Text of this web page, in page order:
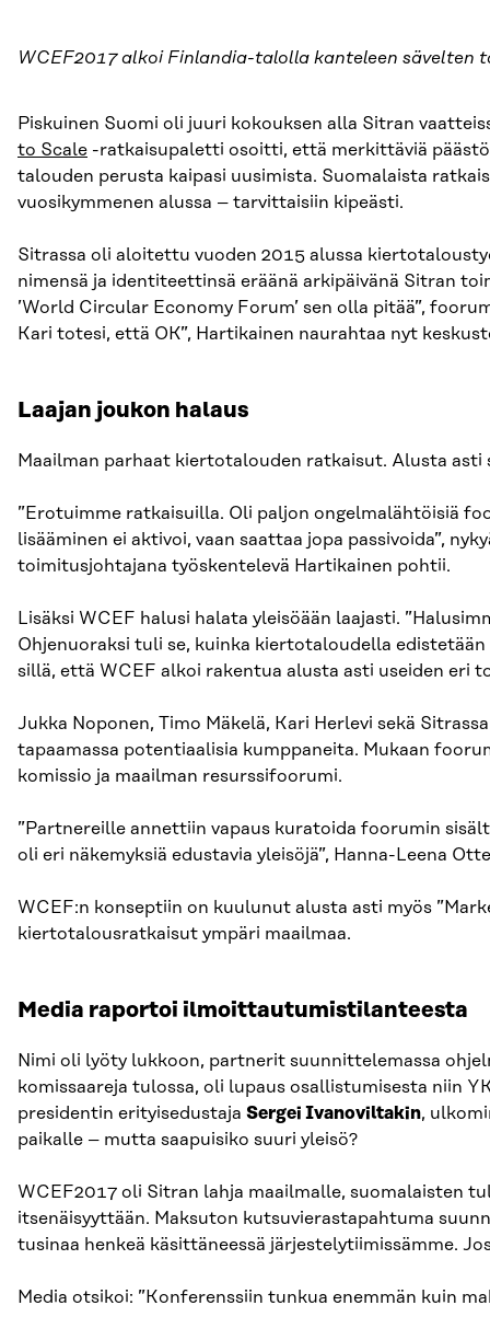
WCEF2017 alkoi Finlandia-talolla kanteleen sävelten
Piskuinen Suomi oli juuri kokouksen alla Sitran
to Scale -ratkaisupaletti osoitti, että merkittäviä
talouden perusta kaipasi uusimista. Suomalaista
vuosikymmenen alussa – tarvittaisiin kipeästi.
Sitrassa oli aloitettu vuoden 2015 alussa
nimensä ja identiteettinsä eräänä arkipäivänä Sitran
’World Circular Economy Forum’ sen olla pitää”,
Kari totesi, että OK”, Hartikainen naurahtaa nyt
Laajan joukon halaus
Maailman parhaat kiertotalouden ratkaisut. Alusta asti
”Erotuimme ratkaisuilla. Oli paljon ongelmalähtöisiä
lisääminen ei aktivoi, vaan saattaa jopa passivoida”,
toimitusjohtajana työskentelevä Hartikainen pohtii.
Lisäksi WCEF halusi halata yleisöään laajasti.
Ohjenuoraksi tuli se, kuinka kiertotaloudella
sillä, että WCEF alkoi rakentua alusta asti useiden eri
Jukka Noponen, Timo Mäkelä, Kari Herlevi sekä
tapaamassa potentiaalisia kumppaneita. Mukaan
komissio ja maailman resurssifoorumi.
”Partnereille annettiin vapaus kuratoida foorumin
oli eri näkemyksiä edustavia yleisöjä”, Hanna-Leena
WCEF:n konseptiin on kuulunut alusta asti myös
kiertotalousratkaisut ympäri maailmaa.
Media raportoi ilmoittautumistilanteesta
Nimi oli lyöty lukkoon, partnerit suunnittelemassa
komissaareja tulossa, oli lupaus osallistumisesta niin
presidentin erityisedustaja Sergei Ivanoviltakin,
paikalle – mutta saapuisiko suuri yleisö?
WCEF2017 oli Sitran lahja maailmalle, suomalaisten
itsenäisyyttään. Maksuton kutsuvierastapahtuma
tusinaa henkeä käsittäneessä järjestelytiimissämme.
Media otsikoi: ”Konferenssiin tunkua enemmän kuin